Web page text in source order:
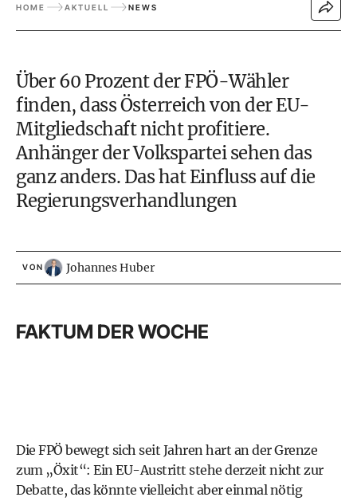
HOME AKTUELL NEWS
Über 60 Prozent der FPÖ-Wähler
finden, dass Österreich von der EU-
Mitgliedschaft nicht profitiere.
Anhänger der Volkspartei sehen das
ganz anders. Das hat Einfluss auf die
Regierungsverhandlungen
VON Johannes Huber
FAKTUM DER WOCHE
Die FPÖ bewegt sich seit Jahren hart an der Grenze
zum „Öxit“: Ein EU-Austritt stehe derzeit nicht zur
Debatte, das könnte vielleicht aber einmal nötig